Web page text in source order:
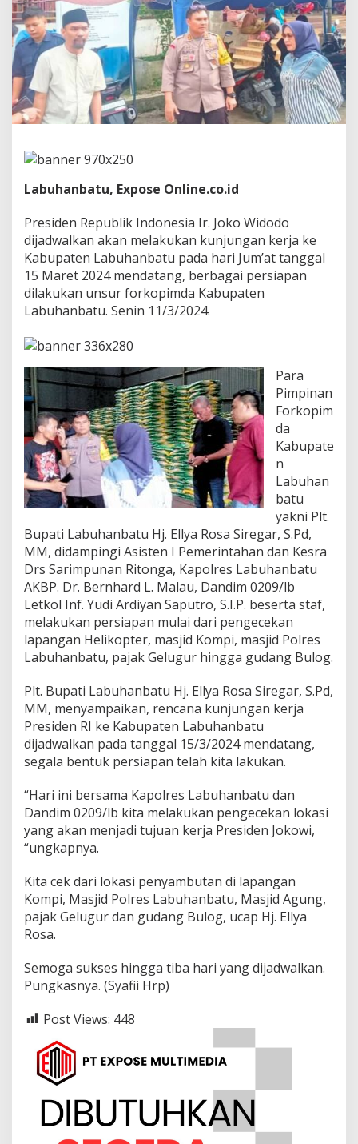
a
n
P
e
r
s
i
a
b
u
K
e
d
a
n
P
r
i
e
n
I
k
e
L
a
b
u
h
a
n
a
t
u
Labuhanbatu, Expose Online.co.id
Presiden Republik Indonesia Ir. Joko Widodo
dijadwalkan akan melakukan kunjungan kerja ke
Kabupaten Labuhanbatu pada hari Jum’at tanggal
15 Maret 2024 mendatang, berbagai persiapan
dilakukan unsur forkopimda Kabupaten
Labuhanbatu. Senin 11/3/2024.
Para
Pimpinan
Forkopim
da
Kabupate
n
Labuhan
batu
yakni Plt.
Bupati Labuhanbatu Hj. Ellya Rosa Siregar, S.Pd,
MM, didampingi Asisten I Pemerintahan dan Kesra
Drs Sarimpunan Ritonga, Kapolres Labuhanbatu
AKBP. Dr. Bernhard L. Malau, Dandim 0209/lb
Letkol Inf. Yudi Ardiyan Saputro, S.I.P. beserta staf,
melakukan persiapan mulai dari pengecekan
lapangan Helikopter, masjid Kompi, masjid Polres
Labuhanbatu, pajak Gelugur hingga gudang Bulog.
Plt. Bupati Labuhanbatu Hj. Ellya Rosa Siregar, S.Pd,
MM, menyampaikan, rencana kunjungan kerja
Presiden RI ke Kabupaten Labuhanbatu
dijadwalkan pada tanggal 15/3/2024 mendatang,
segala bentuk persiapan telah kita lakukan.
“Hari ini bersama Kapolres Labuhanbatu dan
Dandim 0209/lb kita melakukan pengecekan lokasi
yang akan menjadi tujuan kerja Presiden Jokowi,
“ungkapnya.
Kita cek dari lokasi penyambutan di lapangan
Kompi, Masjid Polres Labuhanbatu, Masjid Agung,
pajak Gelugur dan gudang Bulog, ucap Hj. Ellya
Rosa.
Semoga sukses hingga tiba hari yang dijadwalkan.
Pungkasnya. (Syafii Hrp)
Post Views: 448